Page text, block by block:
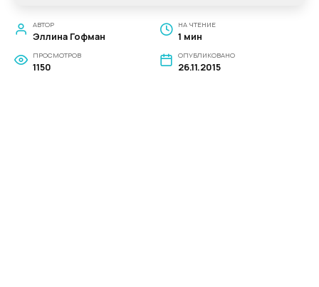
АВТОР
Эллина Гофман
НА ЧТЕНИЕ
1 мин
ПРОСМОТРОВ
1150
ОПУБЛИКОВАНО
26.11.2015